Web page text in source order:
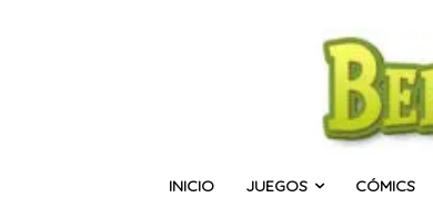
INICIO JUEGOS CÓMICS